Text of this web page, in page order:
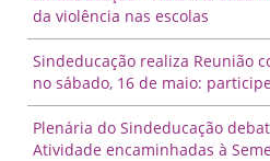
da violência nas escolas
Sindeducação realiza Reunião
no sábado, 16 de maio:
Plenária do Sindeducação
Atividade encaminhadas à